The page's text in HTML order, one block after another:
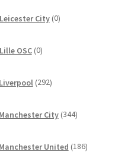
City 0izdelkov
OSC 0izdelkov
292izdelkov
City 344izdelkov
United 186izdelkov